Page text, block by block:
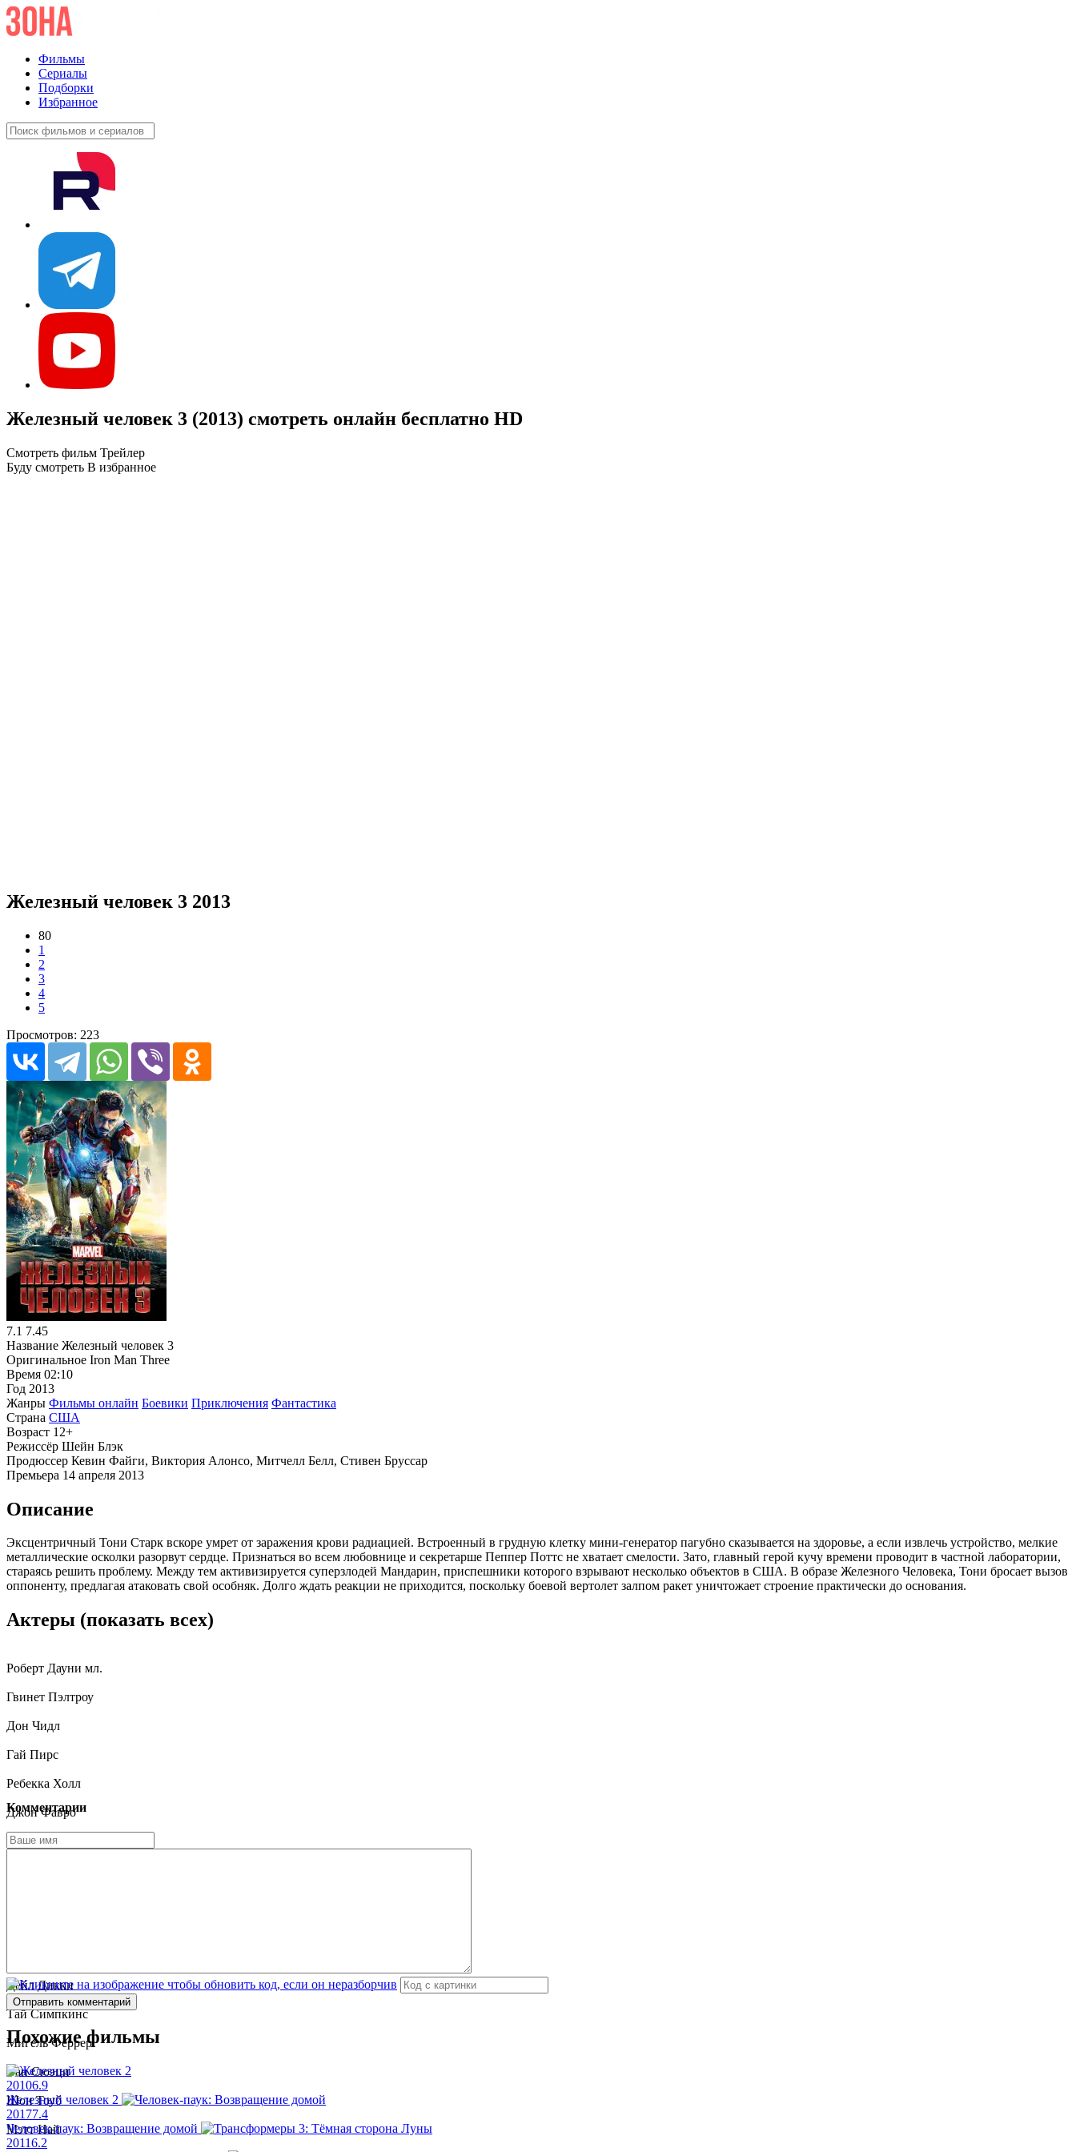
Фильмы
Сериалы
Подборки
Избранное
Железный человек 3 (2013) смотреть онлайн бесплатно HD
Смотреть фильм Трейлер
Буду смотреть В избранное
Железный человек 3 2013
80
1
2
3
4
5
Просмотров: 223
7.1 7.45
Название Железный человек 3
Оригинальное Iron Man Three
Время 02:10
Год 2013
Жанры Фильмы онлайн Боевики Приключения Фантастика
Страна США
Возраст 12+
Режиссёр Шейн Блэк
Продюссер Кевин Файги, Виктория Алонсо, Митчелл Белл, Стивен Бруссар
Премьера 14 апреля 2013
Описание
Эксцентричный Тони Старк вскоре умрет от заражения крови радиацией. Встроенный в грудную клетку мини-генератор пагубно сказывается на здоровье, а если извлечь устройство, мелкие
металлические осколки разорвут сердце. Признаться во всем любовнице и секретарше Пеппер Поттс не хватает смелости. Зато, главный герой кучу времени проводит в частной лаборатории,
стараясь решить проблему. Между тем активизируется суперзлодей Мандарин, приспешники которого взрывают несколько объектов в США. В образе Железного Человека, Тони бросает вызов
оппоненту, предлагая атаковать свой особняк. Долго ждать реакции не приходится, поскольку боевой вертолет залпом ракет уничтожает строение практически до основания.
Актеры (показать всех)
Роберт Дауни мл.
Гвинет Пэлтроу
Дон Чидл
Гай Пирс
Ребекка Холл
Джон Фавро
Бен Кингсли
Дейл Дикки
Тай Симпкинс
Мигель Феррер
Ван Сюэци
Шон Тоуб
Мэтт Най
Комментарии
Отправить комментарий
Похожие фильмы
20106.9
Железный человек 2
20177.4
Человек-паук: Возвращение домой
20116.2